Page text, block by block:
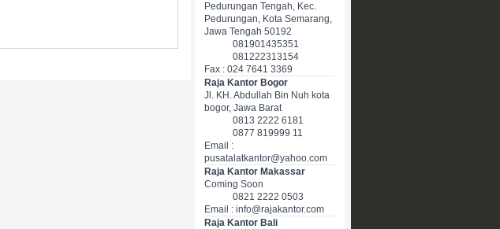
Pedurungan Tengah, Kec.
Pedurungan, Kota Semarang,
Jawa Tengah 50192
081901435351
081222313154
Fax : 024 7641 3369
Raja Kantor Bogor
Jl. KH. Abdullah Bin Nuh kota
bogor, Jawa Barat
0813 2222 6181
0877 819999 11
Email :
pusatalatkantor@yahoo.com
Raja Kantor Makassar
Coming Soon
0821 2222 0503
Email : info@rajakantor.com
Raja Kantor Bali